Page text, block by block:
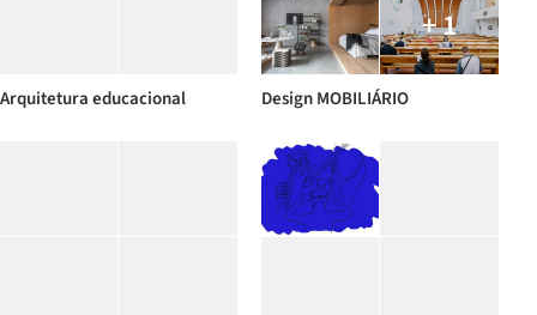
Arquitetura educacional
+ 1
Design MOBILIÁRIO